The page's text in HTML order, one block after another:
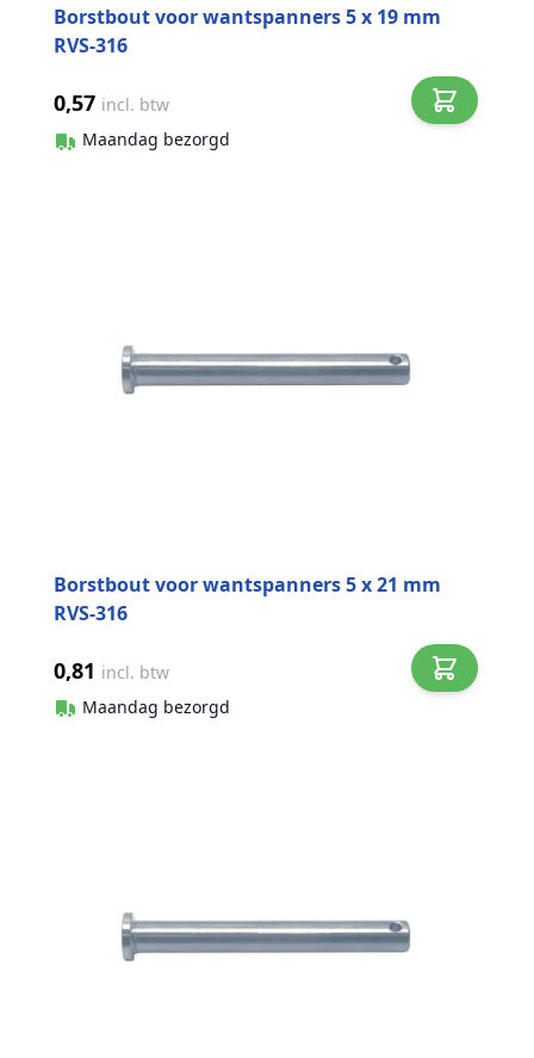
Borstbout voor wantspanners 5 x 19 mm
RVS-316
0,57 incl. btw
Maandag bezorgd
Borstbout voor wantspanners 5 x 21 mm
RVS-316
0,81 incl. btw
Maandag bezorgd